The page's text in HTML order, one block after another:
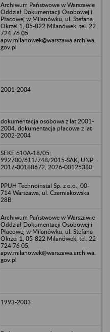
Archiwum Państwowe w Warszawie
Oddział Dokumentacji Osobowej i
Płacowej w Milanówku, ul. Stefana
Okrzei 1, 05-822 Milanówek, tel. 22
724 76 05,
apw.milanowek@warszawa.archiwa.
gov.pl
2001-2004
dokumentacja osobowa z lat 2001-
2004, dokumentacja płacowa z lat
2002-2004
SEKE 610A-18/05;
992700/611/748/2015-SAK, UNP:
2017-00188672, 2026-00125380
PPUH Technoinstal Sp. z o.o., 00-
714 Warszawa, ul. Czerniakowska
28B
Archiwum Państwowe w Warszawie
Oddział Dokumentacji Osobowej i
Płacowej w Milanówku, ul. Stefana
Okrzei 1, 05-822 Milanówek, tel. 22
724 76 05,
apw.milanowek@warszawa.archiwa.
gov.pl
1993-2003